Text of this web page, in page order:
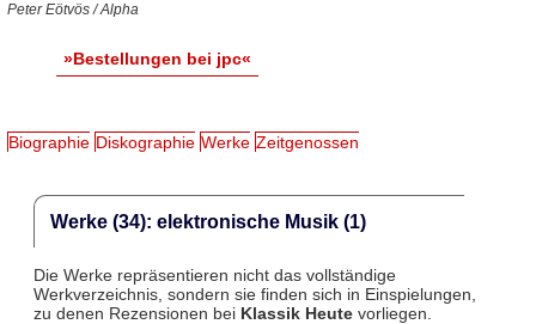
Peter Eötvös / Alpha
»Bestellungen bei jpc«
Biographie Diskographie Werke Zeitgenossen
Werke (34): elektronische Musik (1)
Die Werke repräsentieren nicht das vollständige
Werkverzeichnis, sondern sie finden sich in Einspielungen,
zu denen Rezensionen bei Klassik Heutevorliegen.